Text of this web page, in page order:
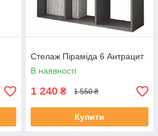
Стелаж Піраміда 6 Антрацит
В наявності
1 240 ₴ 1 550 ₴
Купити